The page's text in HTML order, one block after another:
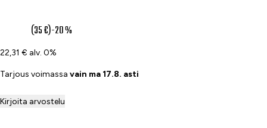
(35 €)-20 %
22,31 € alv. 0%
Tarjous voimassa vain ma 17.8. asti
Kirjoita arvostelu